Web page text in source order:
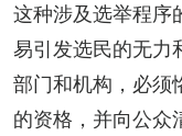
这种涉及选举程序
易引发选民的无力
部门和机构，必须
的资格，并向公众